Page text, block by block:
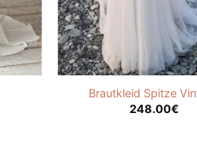
Brautkleid Spitze
248.00€